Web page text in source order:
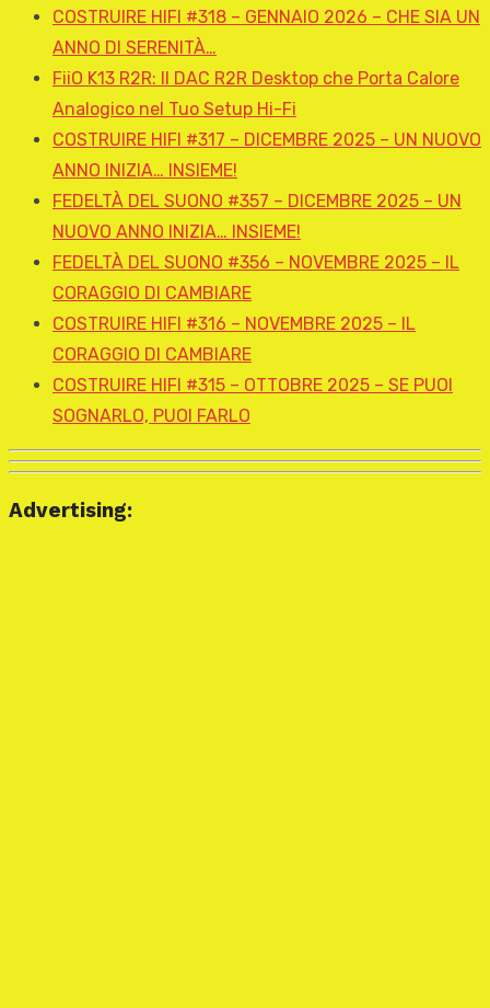
COSTRUIRE HIFI #318 – GENNAIO 2026 – CHE SIA UN
ANNO DI SERENITÀ…
FiiO K13 R2R: Il DAC R2R Desktop che Porta Calore
Analogico nel Tuo Setup Hi-Fi
COSTRUIRE HIFI #317 – DICEMBRE 2025 – UN NUOVO
ANNO INIZIA… INSIEME!
FEDELTÀ DEL SUONO #357 – DICEMBRE 2025 – UN
NUOVO ANNO INIZIA… INSIEME!
FEDELTÀ DEL SUONO #356 – NOVEMBRE 2025 – IL
CORAGGIO DI CAMBIARE
COSTRUIRE HIFI #316 – NOVEMBRE 2025 – IL
CORAGGIO DI CAMBIARE
COSTRUIRE HIFI #315 – OTTOBRE 2025 – SE PUOI
SOGNARLO, PUOI FARLO
Advertising: